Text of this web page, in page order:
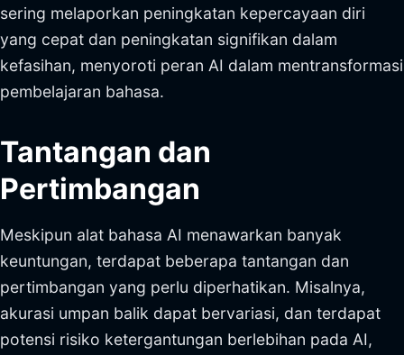
sering melaporkan peningkatan kepercayaan diri
yang cepat dan peningkatan signifikan dalam
kefasihan, menyoroti peran AI dalam mentransformasi
pembelajaran bahasa.
Tantangan dan
Pertimbangan
Meskipun alat bahasa AI menawarkan banyak
keuntungan, terdapat beberapa tantangan dan
pertimbangan yang perlu diperhatikan. Misalnya,
akurasi umpan balik dapat bervariasi, dan terdapat
potensi risiko ketergantungan berlebihan pada AI,